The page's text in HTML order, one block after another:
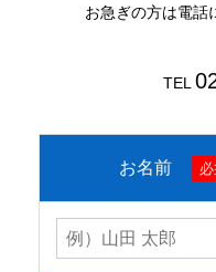
お急ぎの方は電話
TEL
お名前